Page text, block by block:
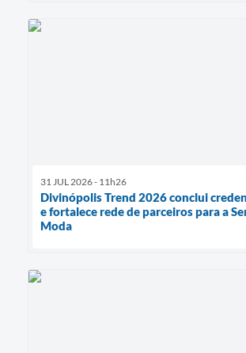
31 JUL 2026 - 11h26
Divinópolis Trend 2026 conclui
e fortalece rede de parceiros para a
Moda